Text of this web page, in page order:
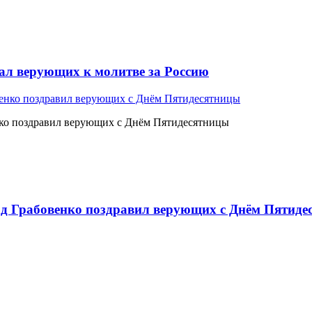
верующих к молитве за Россию
поздравил верующих с Днём Пятидесятницы
поздравил верующих с Днём